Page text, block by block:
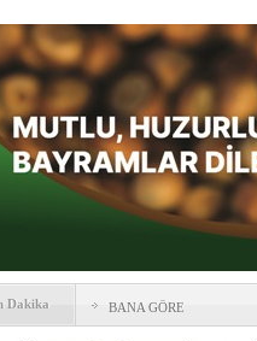
Dakika BANA GÖRE